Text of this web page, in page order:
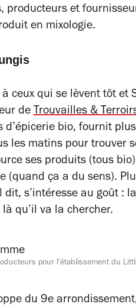
producteurs et
en mixologie.
ceux qui se lèvent tôt et
de Trouvailles &
d’épicerie bio, fournit
les matins pour trouver
ses produits (tous
(quand ça a du sens).
dit, s’intéresse au goût :
qu’il va la chercher.
pour l'établissement du
du 9e